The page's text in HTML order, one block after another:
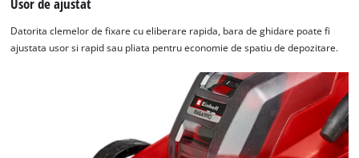
the site with their CMP to add this content
to the list of technologies used.
Powered byUsercentrics Consent
Management Platform
Datorita clemelor de fixare cu eliberare rapida, bara de ghidare poate fi
ajustata usor si rapid sau pliata pentru economie de spatiu de depozitare.